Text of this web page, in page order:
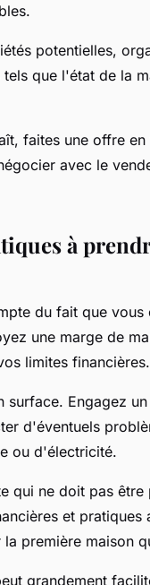
potentielles,
que l'état de la
faites une offre
avec le
à
du fait que
une marge de
limites financières.
Engagez
d'éventuels
ou d'électricité.
qui ne doit pas être
et pratiques
première maison
grandement